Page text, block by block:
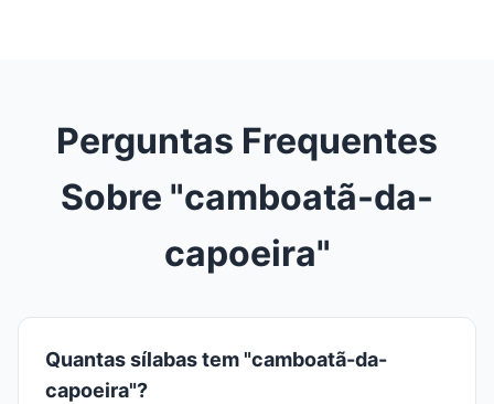
Perguntas Frequentes
Sobre "camboatã-da-
capoeira"
Quantas sílabas tem "camboatã-da-
capoeira"?